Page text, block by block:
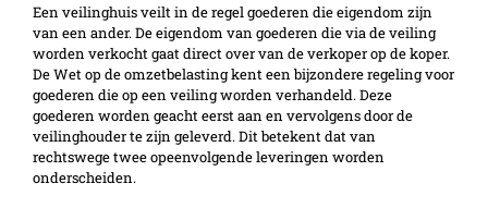
Een veilinghuis veilt in de regel goederen die eigendom zijn
van een ander. De eigendom van goederen die via de veiling
worden verkocht gaat direct over van de verkoper op de koper.
De Wet op de omzetbelasting kent een bijzondere regeling voor
goederen die op een veiling worden verhandeld. Deze
goederen worden geacht eerst aan en vervolgens door de
veilinghouder te zijn geleverd. Dit betekent dat van
rechtswege twee opeenvolgende leveringen worden
onderscheiden.